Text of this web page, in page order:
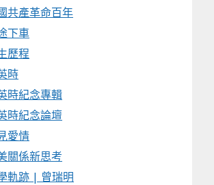
共產革命百年
下車
歷程
時
時紀念專輯
時紀念論壇
愛情
關係新思考
軌跡 | 曾瑞明